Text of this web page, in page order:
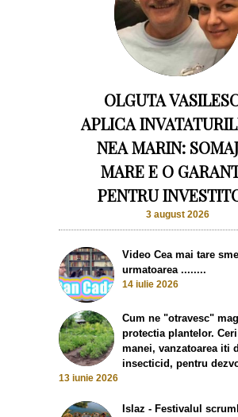
OLGUTA
APLICA
NEA MARIN:
MARE E O
PENTRU
3 august 2026
Video Cea mai tare
urmatoarea ........
14 iulie 2026
Cum ne "otravesc"
protectia plantelor.
manei, vanzatoarea iti
insecticid, pentru
13 iunie 2026
Islaz - Festivalul